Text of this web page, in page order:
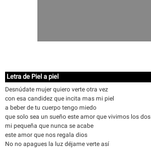
Letra de Piel a piel
Desnúdate mujer quiero verte otra vez
con esa candidez que incita mas mi piel
a beber de tu cuerpo tengo miedo
que solo sea un sueño este amor que vivimos los dos
mi pequeña que nunca se acabe
este amor que nos regala dios
No no apagues la luz déjame verte así